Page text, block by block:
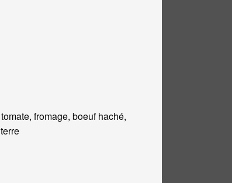
fromage, boeuf haché,